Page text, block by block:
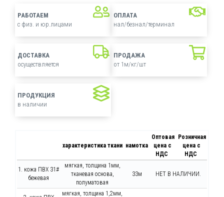
РАБОТАЕМ
с физ. и юр.лицами
ОПЛАТА
нал/безнал/терминал
ДОСТАВКА
осуществляется
ПРОДАЖА
от 1м/кг/шт
ПРОДУКЦИЯ
в наличии
характеристика ткани намотка
Оптовая
цена с
НДС
Розничная
цена с
НДС
1. кожа ПВХ 31#
бежевая
мягкая, толщина 1мм,
тканевая основа,
полуматовая
33м НЕТ В НАЛИЧИИ.
мягкая, толщина 1,2мм,